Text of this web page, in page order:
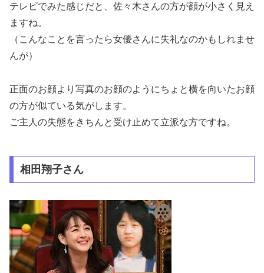
テレビでみた感じだと、佐々木さんの方が顔が小さく見え
ますね。
（こんなことを言ったら女優さんに失礼なのかもしれませ
んが）
正面のお顔より写真のお顔のようにちょと横を向いたお顔
の方が似ている気がします。
ご主人の失態をきちんと受け止めて立派な方ですね。
相田翔子さん